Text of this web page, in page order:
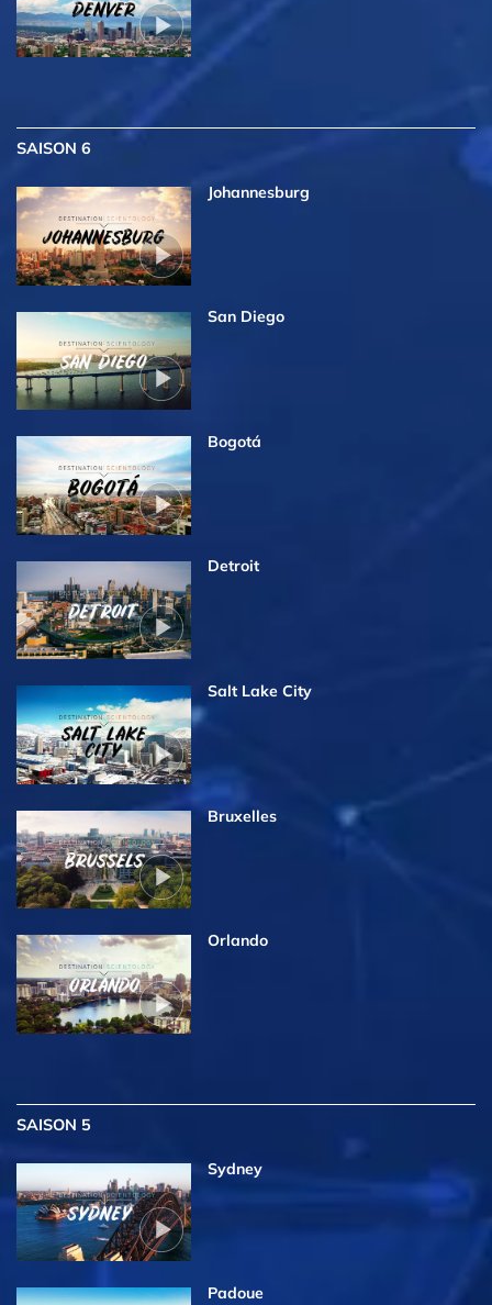
SAISON 6
Johannesburg
San Diego
Bogotá
Detroit
Salt Lake City
Bruxelles
Orlando
SAISON 5
Sydney
Padoue